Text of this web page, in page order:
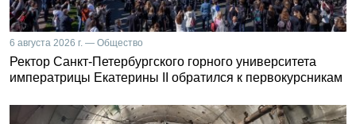
6 августа 2026 г. — Общество
Ректор Санкт-Петербургского горного университета
императрицы Екатерины II обратился к первокурсникам